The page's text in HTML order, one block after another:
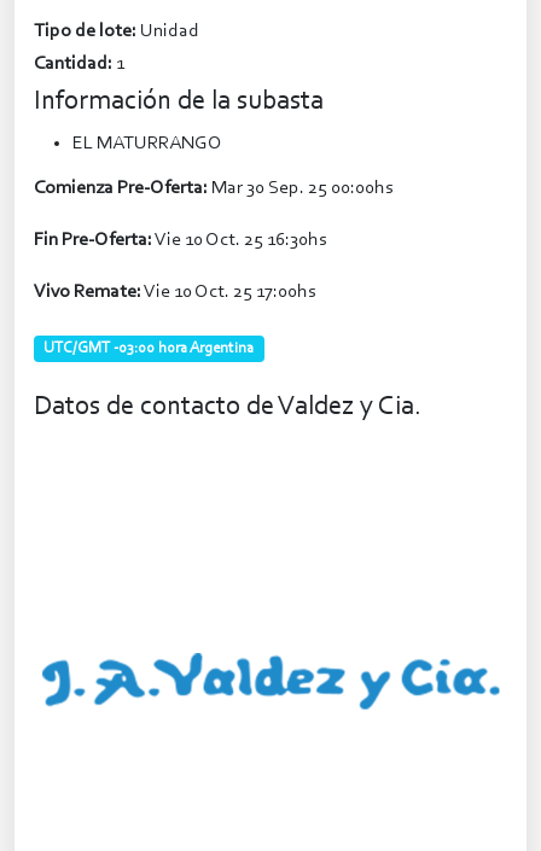
Tipo de lote: Unidad
Cantidad: 1
Información de la subasta
EL MATURRANGO
Comienza Pre-Oferta: Mar 30 Sep. 25 00:00hs
Fin Pre-Oferta:Vie 10 Oct. 25 16:30hs
Vivo Remate:Vie 10 Oct. 25 17:00hs
UTC/GMT -03:00 hora Argentina
Datos de contacto de Valdez y Cia.